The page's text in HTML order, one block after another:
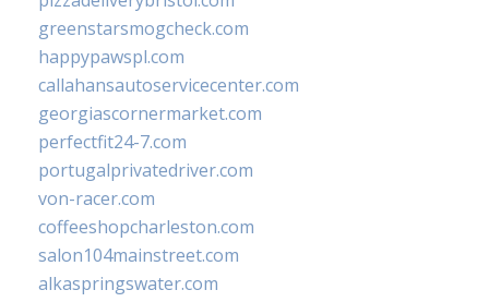
greenstarsmogcheck.com
happypawspl.com
callahansautoservicecenter.com
georgiascornermarket.com
perfectfit24-7.com
portugalprivatedriver.com
von-racer.com
coffeeshopcharleston.com
salon104mainstreet.com
alkaspringswater.com